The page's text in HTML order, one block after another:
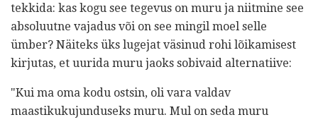
tekkida: kas kogu see tegevus on muru ja niitmine see
absoluutne vajadus või on see mingil moel selle
ümber? Näiteks üks lugejat väsinud rohi lõikamisest
kirjutas, et uurida muru jaoks sobivaid alternatiive:
"Kui ma oma kodu ostsin, oli vara valdav
maastikukujunduseks muru. Mul on seda muru